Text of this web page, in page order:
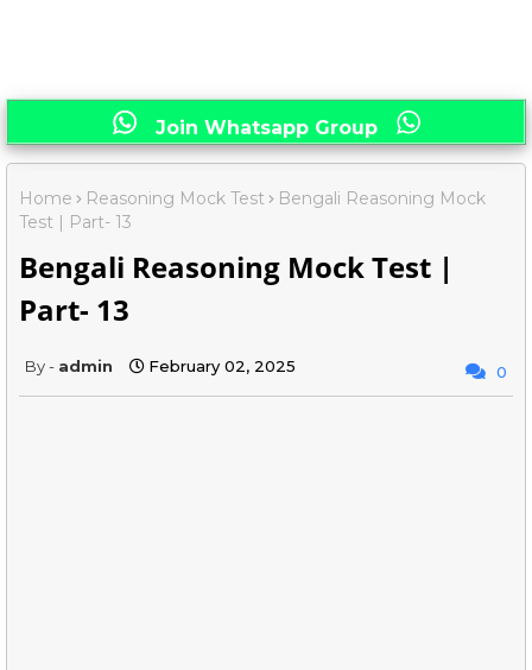
Join Whatsapp Group
Home Reasoning Mock Test
Bengali Reasoning Mock
Test | Part- 13
Bengali Reasoning Mock Test |
Part- 13
admin February 02, 2025 0